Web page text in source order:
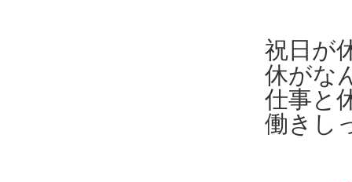
祝日が
休がな
仕事と
働きし